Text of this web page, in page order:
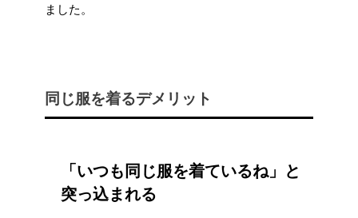
ました。
同じ服を着るデメリット
「いつも同じ服を着ているね」と
突っ込まれる